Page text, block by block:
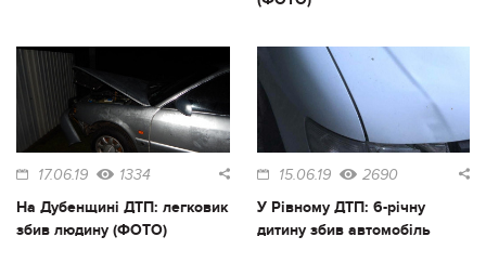
17.06.19 1334
На Дубенщині ДТП: легковик
збив людину (ФОТО)
15.06.19 2690
У Рівному ДТП: 6-річну
дитину збив автомобіль